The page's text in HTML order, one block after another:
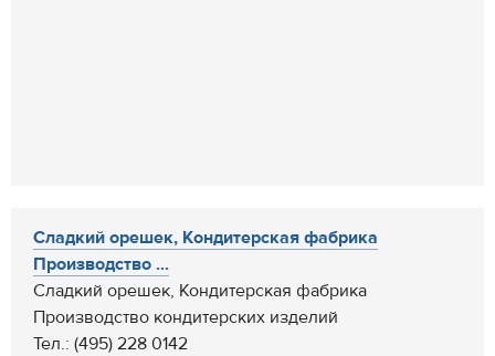
Сладкий орешек, Кондитерская фабрика
Производство ...
Сладкий орешек, Кондитерская фабрика
Производство кондитерских изделий
Тел.: (495) 228 0142